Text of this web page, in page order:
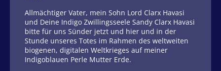
Allmächtiger Vater, mein Sohn Lord Clarx Havasi
und Deine Indigo Zwillingsseele Sandy Clarx Havasi
bitte für uns Sünder jetzt und hier und in der
Stunde unseres Totes im Rahmen des weltweiten
biogenen, digitalen Weltkrieges auf meiner
Indigoblauen Perle Mutter Erde.